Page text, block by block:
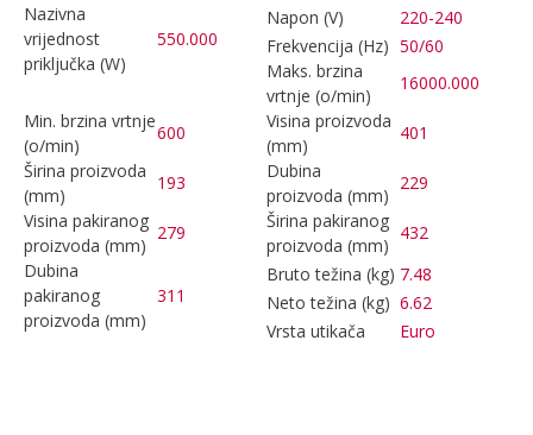
Nazivna
vrijednost
priključka (W)
550.000
Napon (V)
220-240
Frekvencija (Hz) 50/60
Maks. brzina
vrtnje (o/min)
16000.000
Min. brzina vrtnje
(o/min)
600
Visina proizvoda
(mm)
401
Širina proizvoda
(mm)
193
Dubina
proizvoda (mm)
229
Visina pakiranog
proizvoda (mm)
279
Širina pakiranog
proizvoda (mm)
432
Dubina
pakiranog
proizvoda (mm)
311
Bruto težina (kg) 7.48
Neto težina (kg) 6.62
Vrsta utikača
Euro